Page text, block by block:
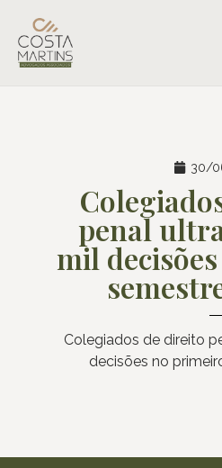
30/
penal
mil
Colegiados de direito
decisões no